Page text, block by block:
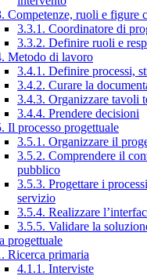
Competenze, ruoli e figure
3.3.1. Coordinatore di
3.3.2. Definire ruoli e
Metodo di lavoro
3.4.1. Definire processi,
3.4.2. Curare la
3.4.3. Organizzare tavoli
3.4.4. Prendere decisioni
Il processo progettuale
3.5.1. Organizzare il
3.5.2. Comprendere il
pubblico
3.5.3. Progettare i
servizio
3.5.4. Realizzare
3.5.5. Validare la
progettuale
Ricerca primaria
4.1.1. Interviste